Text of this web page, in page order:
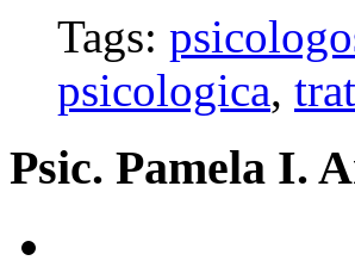
Tags:
psicologica,
Psic. Pamela I.